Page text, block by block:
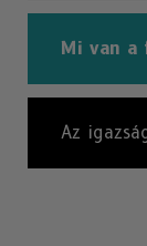
Mi van a
Az